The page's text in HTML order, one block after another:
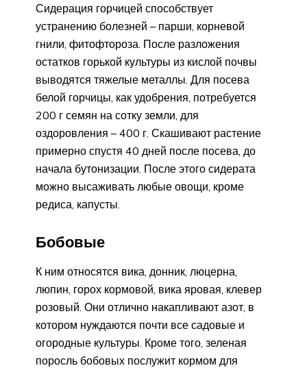
Сидерация горчицей способствует
устранению болезней – парши, корневой
гнили, фитофтороза. После разложения
остатков горькой культуры из кислой почвы
выводятся тяжелые металлы. Для посева
белой горчицы, как удобрения, потребуется
200 г семян на сотку земли, для
оздоровления – 400 г. Скашивают растение
примерно спустя 40 дней после посева, до
начала бутонизации. После этого сидерата
можно высаживать любые овощи, кроме
редиса, капусты.
Бобовые
К ним относятся вика, донник, люцерна,
люпин, горох кормовой, вика яровая, клевер
розовый. Они отлично накапливают азот, в
котором нуждаются почти все садовые и
огородные культуры. Кроме того, зеленая
поросль бобовых послужит кормом для